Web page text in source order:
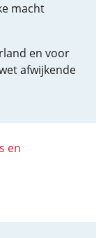
macht
en voor
afwijkende
en